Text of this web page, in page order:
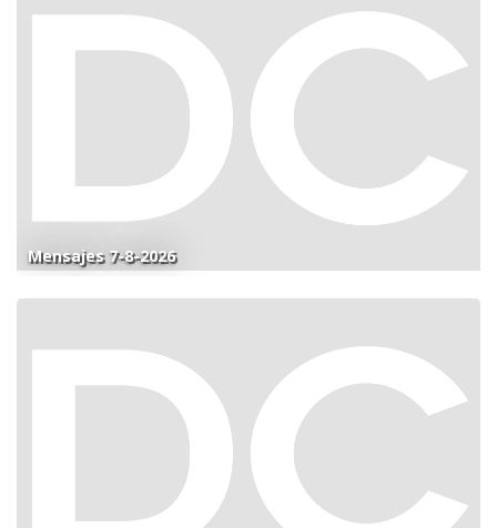
Mensajes 7-8-2026